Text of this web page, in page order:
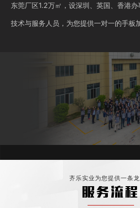
东莞厂区1.2万㎡，设深圳、英国、香港
技术与服务人员，为您提供一对一的手板
齐乐实业为您提供一条
服务流程